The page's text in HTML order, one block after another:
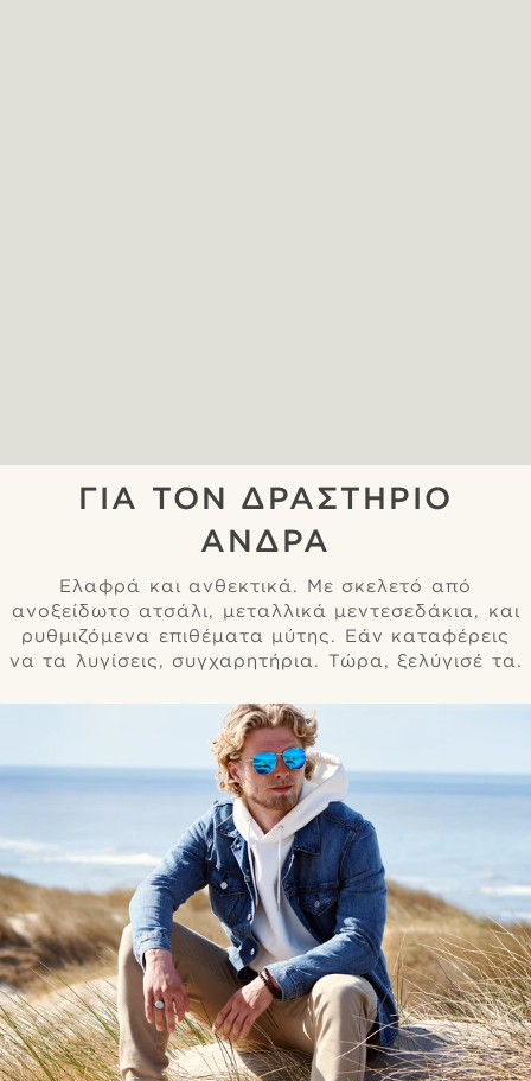
ΓΙΑ ΤΟΝ ΔΡΑΣΤΉΡΙΟ
ΆΝΔΡΑ
Ελαφρά και ανθεκτικά. Με σκελετό από
ανοξείδωτο ατσάλι, μεταλλικά μεντεσεδάκια, και
ρυθμιζόμενα επιθέματα μύτης. Εάν καταφέρεις
να τα λυγίσεις, συγχαρητήρια. Τώρα, ξελύγισέ τα.